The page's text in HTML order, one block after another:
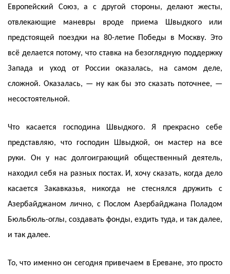
Европейский Союз, а с другой стороны, делают жесты,
отвлекающие маневры вроде приема Швыдкого или
предстоящей поездки на 80-летие Победы в Москву. Это
всё делается потому, что ставка на безоглядную поддержку
Запада и уход от России оказалась, на самом деле,
сложной. Оказалась, — ну как бы это сказать поточнее, —
несостоятельной.
Что касается господина Швыдкого. Я прекрасно себе
представляю, что господин Швыдкой, он мастер на все
руки. Он у нас долгоиграющий общественный деятель,
находил себя на разных постах. И, хочу сказать, когда дело
касается Закавказья, никогда не стеснялся дружить с
Азербайджаном лично, с Послом Азербайджана Поладом
Бюльбюль-оглы, создавать фонды, ездить туда, и так далее,
и так далее.
То, что именно он сегодня привечаем в Ереване, это просто